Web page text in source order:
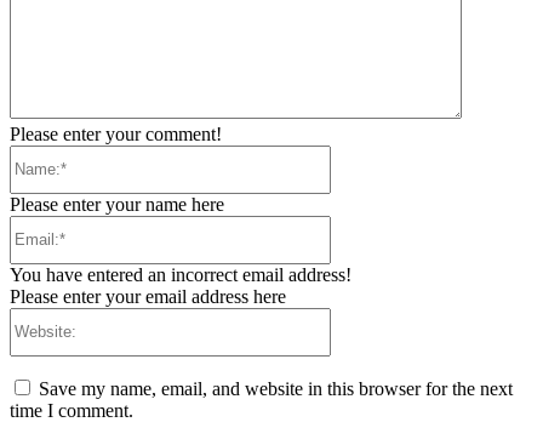
Please enter your comment!
Please enter your name here
You have entered an incorrect email address!
Please enter your email address here
Save my name, email, and website in this browser for the next
time I comment.